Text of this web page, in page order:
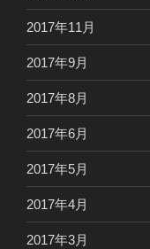
2017年11月
2017年9月
2017年8月
2017年6月
2017年5月
2017年4月
2017年3月